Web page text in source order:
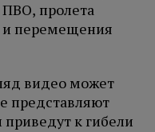
пролета
и перемещения
видео может
представляют
к гибели